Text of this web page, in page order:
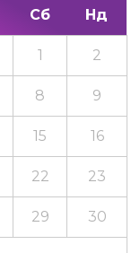
Сб Нд
1 2
8 9
15 16
22 23
29 30